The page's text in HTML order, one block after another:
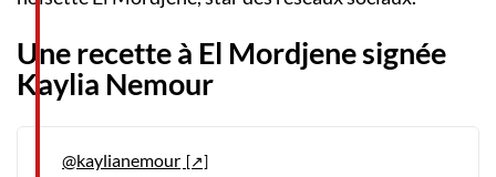
Une recette à El Mordjene signée
Kaylia Nemour
@kaylianemour